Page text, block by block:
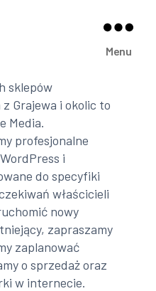
Menu
sklepów
Grajewa i okolic to
Media.
profesjonalne
i
do specyfiki
właścicieli
nowy
zapraszamy
zaplanować
o sprzedaż oraz
w internecie.